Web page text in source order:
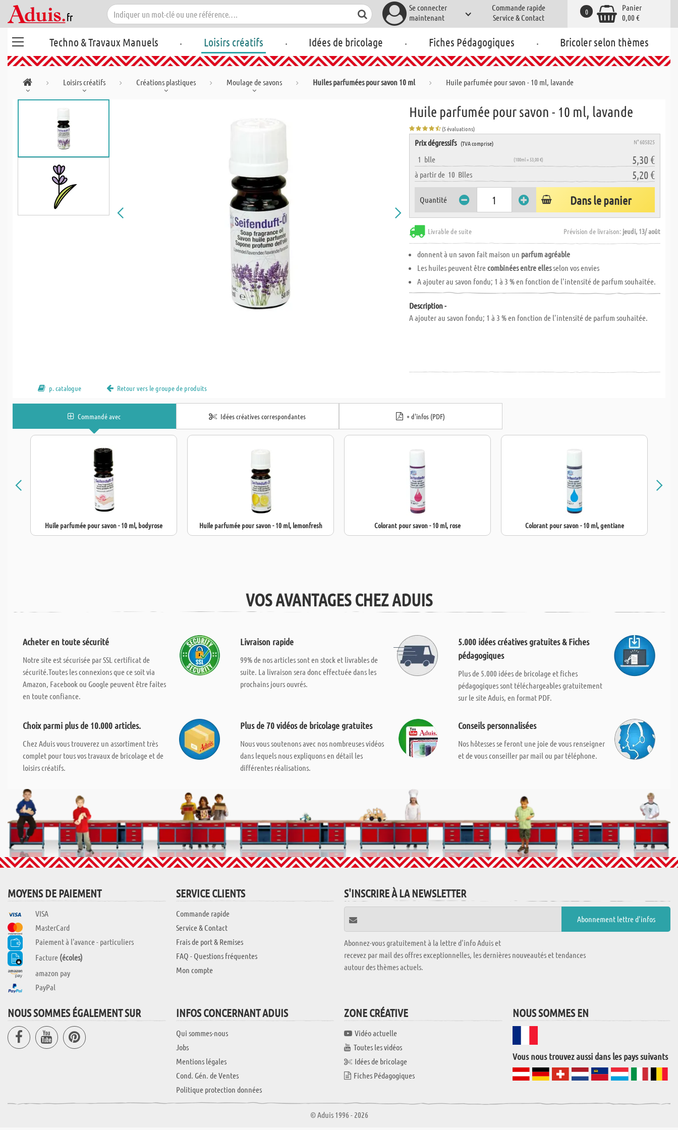
Se connecter
maintenant
Commande rapide
Service & Contact
Panier
0,00 €
0
Techno & Travaux Manuels . Loisirs créatifs . Idées de bricolage . Fiches Pédagogiques . Bricoler selon thèmes
Loisirs créatifs Créations plastiques Moulage de savons Huiles parfumées pour savon 10 ml Huile parfumée pour savon - 10 ml, lavande
Huile parfumée pour savon - 10 ml, lavande
(5 évaluations)
Prix dégressifs (TVA comprise) N° 605825
1 blle (100ml = 53,00 €) 5,30 €
à partir de 10 Blles 5,20 €
Quantité Dans le panier
Livrable de suite Prévision de livraison: jeudi, 13/ août
donnent à un savon fait maison un parfum agréable
Les huiles peuvent êtrecombinées entre ellesselon vos envies
A ajouter au savon fondu; 1 à 3 % en fonction de l'intensité de parfum souhaitée.
Description -
A ajouter au savon fondu; 1 à 3 % en fonction de l'intensité de parfum souhaitée.
p. catalogue Retour vers le groupe de produits
Commandé avec Idées créatives correspondantes + d'infos (PDF)
Huile parfumée pour savon - 10 ml, bodyrose Huile parfumée pour savon - 10 ml, lemonfresh Colorant pour savon - 10 ml, rose Colorant pour savon - 10 ml, gentiane
VOS AVANTAGES CHEZ ADUIS
Acheter en toute sécurité
Notre site est sécurisée par SSL certificat de
sécurité.Toutes les connexions que ce soit via
Amazon, Facebook ou Google peuvent être faites
en toute confiance.
Livraison rapide
99% de nos articles sont en stock et livrables de
suite. La livraison sera donc effectuée dans les
prochains jours ouvrés.
5.000 idées créatives gratuites & Fiches
pédagogiques
Plus de 5.000 idées de bricolage et fiches
pédagogiques sont téléchargeables gratuitement
sur le site Aduis, en format PDF.
Choix parmi plus de 10.000 articles.
Chez Aduis vous trouverez un assortiment très
complet pour tous vos travaux de bricolage et de
loisirs créatifs.
Plus de 70 vidéos de bricolage gratuites
Nous vous soutenons avec nos nombreuses vidéos
dans lequels nous expliquons en détail les
différentes réalisations.
Conseils personnalisées
Nos hôtesses se feront une joie de vous renseigner
et de vous conseiller par mail ou par téléphone.
MOYENS DE PAIEMENT
VISA
MasterCard
Paiement à l'avance - particuliers
Facture (écoles)
amazon pay
PayPal
SERVICE CLIENTS
Commande rapide
Service & Contact
Frais de port & Remises
FAQ - Questions fréquentes
Mon compte
S'INSCRIRE À LA NEWSLETTER
Abonnez-vous gratuitement à la lettre d'info Aduis et
recevez par mail des offres exceptionnelles, les dernières nouveautés et tendances
autour des thèmes actuels.
NOUS SOMMES ÉGALEMENT SUR INFOS CONCERNANT ADUIS
Qui sommes-nous
Jobs
Mentions légales
Cond. Gén. de Ventes
Politique protection données
ZONE CRÉATIVE
Vidéo actuelle
Toutes les vidéos
Idées de bricolage
Fiches Pédagogiques
NOUS SOMMES EN
Vous nous trouvez aussi dans les pays suivants
© Aduis 1996 - 2026